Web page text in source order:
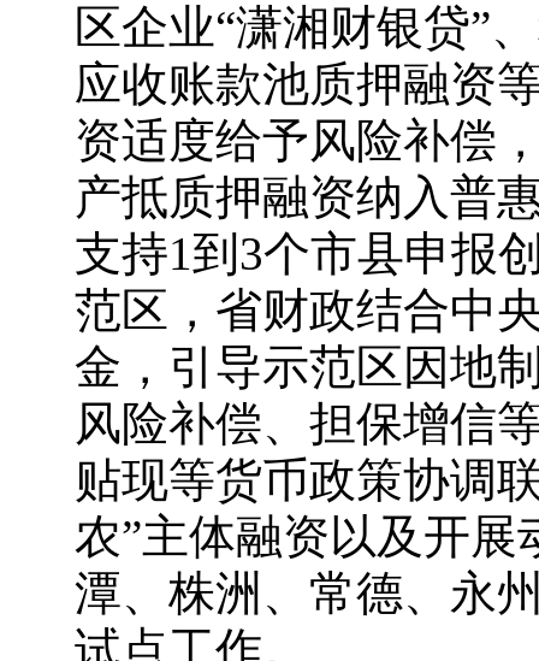
区企业“潇湘财银贷”
应收账款池质押融资
资适度给予风险补偿
产抵质押融资纳入普
支持1到3个市县申报
范区，省财政结合中
金，引导示范区因地
风险补偿、担保增信
贴现等货币政策协调
农”主体融资以及开
潭、株洲、常德、永
试点工作。